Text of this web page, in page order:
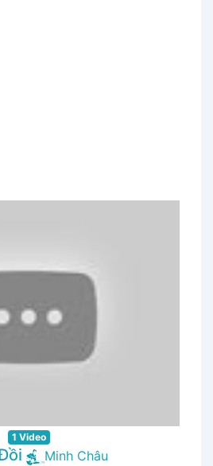
1 Video
Minh Châu